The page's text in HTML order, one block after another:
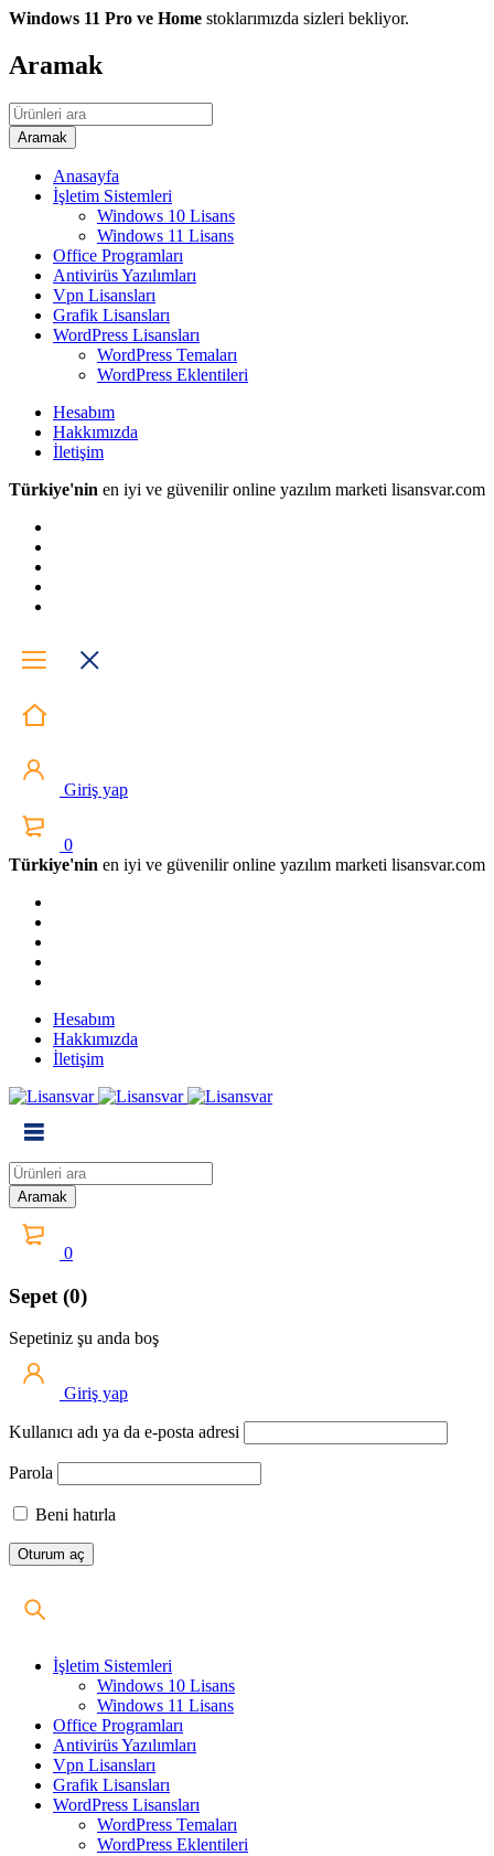
Windows 11 Pro ve Home stoklarımızda sizleri bekliyor.
Aramak
Anasayfa
İşletim Sistemleri
Windows 10 Lisans
Windows 11 Lisans
Office Programları
Antivirüs Yazılımları
Vpn Lisansları
Grafik Lisansları
WordPress Lisansları
WordPress Temaları
WordPress Eklentileri
Hesabım
Hakkımızda
İletişim
Türkiye'nin en iyi ve güvenilir online yazılım marketi lisansvar.com
Giriş yap
0
Türkiye'nin en iyi ve güvenilir online yazılım marketi lisansvar.com
Hesabım
Hakkımızda
İletişim
0
Sepet (0)
Sepetiniz şu anda boş
Giriş yap
Kullanıcı adı ya da e-posta adresi
Parola
Beni hatırla
İşletim Sistemleri
Windows 10 Lisans
Windows 11 Lisans
Office Programları
Antivirüs Yazılımları
Vpn Lisansları
Grafik Lisansları
WordPress Lisansları
WordPress Temaları
WordPress Eklentileri